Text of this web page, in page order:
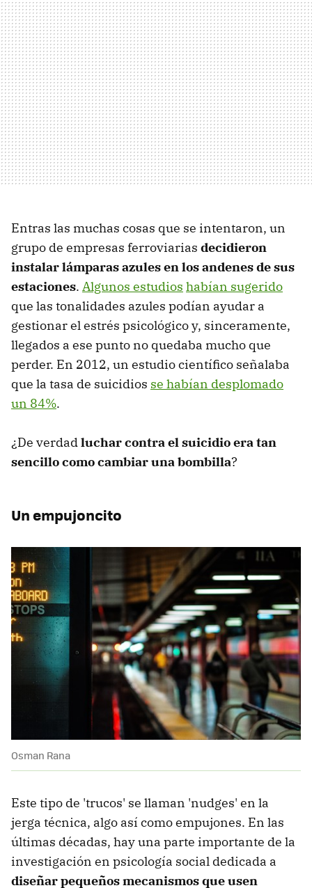
Entras las muchas cosas que se intentaron, un
grupo de empresas ferroviarias decidieron
instalar lámparas azules en los andenes de sus
estaciones. Algunos estudios habían sugerido
que las tonalidades azules podían ayudar a
gestionar el estrés psicológico y, sinceramente,
llegados a ese punto no quedaba mucho que
perder. En 2012, un estudio científico señalaba
que la tasa de suicidios se habían desplomado
un 84%.
¿De verdadluchar contra el suicidio era tan
sencillo como cambiar una bombilla?
Un empujoncito
Osman Rana
Este tipo de 'trucos' se llaman 'nudges' en la
jerga técnica, algo así como empujones. En las
últimas décadas, hay una parte importante de la
investigación en psicología social dedicada a
diseñar pequeños mecanismos que usen